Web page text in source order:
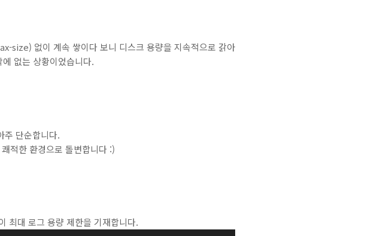
size) 없이 계속 쌓이다 보니 디스크 용량을 지속적으로 갉아
없는 상황이었습니다.
주 단순합니다.
적한 환경으로 돌변합니다 :)
대 로그 용량 제한을 기재합니다.